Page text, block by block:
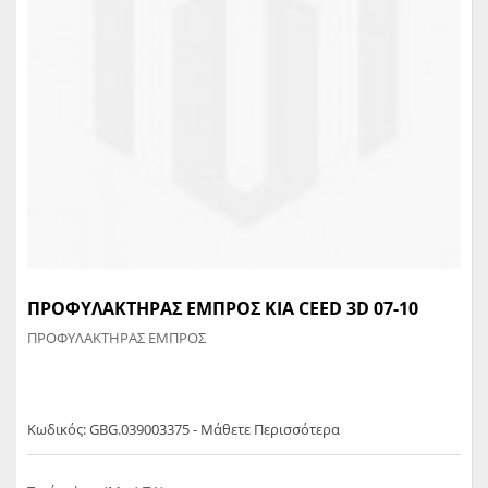
ΠΡΟΦΥΛΑΚΤΗΡΑΣ ΕΜΠΡΟΣ KIA CEED 3D 07-10
ΠΡΟΦΥΛΑΚΤΗΡΑΣ ΕΜΠΡΟΣ
Κωδικός: GBG.039003375 - Μάθετε Περισσότερα